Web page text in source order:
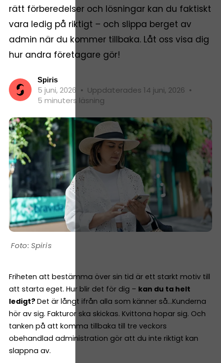
rätt förberedelser och lösningar kan du faktiskt
vara ledig på riktigt – och slippa berget av
admin när du kommer tillbaka. Låt oss visa dig
hur andra företagare gör!
Spiris
5 juni, 2026 • Uppdaterades 14 juni, 2026 •
5 minuters läsning
Spiris
Friheten att bestämma över sin tid är ett starkt motiv till
att starta eget. Hur blir det för dig – kan du ta helt
ledigt? Det är långt ifrån alla som känner så…Kunderna
hör av sig. Fakturor ska skickas. Kvittona hopar sig. Och
tanken på att komma tillbaka till tre veckors
obehandlad administration gör att du inte riktigt kan
slappna av.